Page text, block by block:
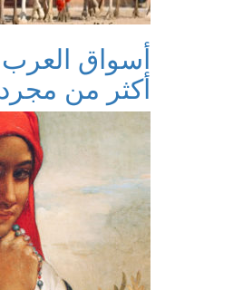
أسواق
أكثر من مجرد